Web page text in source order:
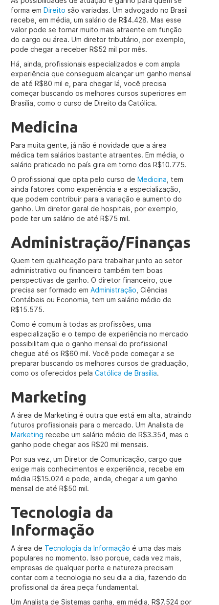
forma emDireito são variadas. Um advogado no Brasil
recebe, em média, um salário de R$4.428. Mas esse
valor pode se tornar muito mais atraente em função
do cargo ou área. Um diretor tributário, por exemplo,
pode chegar a receber R$52 mil por mês.
Há, ainda, profissionais especializados e com ampla
experiência que conseguem alcançar um ganho mensal
de até R$80 mil e, para chegar lá, você precisa
começar buscando os melhores cursos superiores em
Brasília, como o curso de Direito da Católica.
Medicina
Para muita gente, já não é novidade que a área
médica tem salários bastante atraentes. Em média, o
salário praticado no país gira em torno dos R$10.775.
O profissional que opta pelo curso deMedicina , tem
ainda fatores como experiência e a especialização,
que podem contribuir para a variação e aumento do
ganho. Um diretor geral de hospitais, por exemplo,
pode ter um salário de até R$75 mil.
Administração/Finanças
Quem tem qualificação para trabalhar junto ao setor
administrativo ou financeiro também tem boas
perspectivas de ganho. O diretor financeiro, que
precisa ser formado emAdministração , Ciências
Contábeis ou Economia, tem um salário médio de
R$15.575.
Como é comum à todas as profissões, uma
especialização e o tempo de experiência no mercado
possibilitam que o ganho mensal do profissional
chegue até os R$60 mil. Você pode começar a se
preparar buscando os melhores cursos de graduação,
como os oferecidos pelaCatólica de Brasília.
Marketing
A área de Marketing é outra que está em alta, atraindo
futuros profissionais para o mercado. Um Analista de
Marketing recebe um salário médio de R$3.354, mas o
ganho pode chegar aos R$20 mil mensais.
Por sua vez, um Diretor de Comunicação, cargo que
exige mais conhecimentos e experiência, recebe em
média R$15.024 e pode, ainda, chegar a um ganho
mensal de até R$50 mil.
Tecnologia da
Informação
A área de Tecnologia da Informação é uma das mais
populares no momento. Isso porque, cada vez mais,
empresas de qualquer porte e natureza precisam
contar com a tecnologia no seu dia a dia, fazendo do
profissional da área peça fundamental.
Um Analista de Sistemas ganha, em média, R$7.524 por